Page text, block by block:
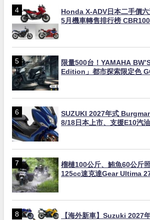
Honda X-ADV日本二手價
5月機車轉售排行榜
限量500台！YAMAHA
Edition」都市探索限定色
SUZUKI 2027年式
8/18日本上市、支援E10汽
榴槤100公斤、鮪魚60公斤
125cc速克達Gear Ultima
【海外新車】Suzuki 2027